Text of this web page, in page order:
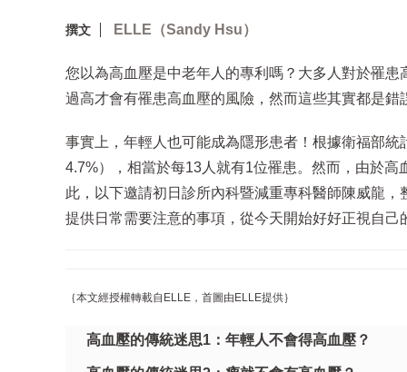
撰文 ELLE（Sandy Hsu）
您以為高血壓是中老年人的專利嗎？大多人對於罹
過高才會有罹患高血壓的風險，然而這些其實都是
事實上，年輕人也可能成為隱形患者！根據衛福部
4.7%），相當於每13人就有1位罹患。然而，由於
此，以下邀請初日診所內科暨減重專科醫師陳威龍
提供日常需要注意的事項，從今天開始好好正視自己
｛本文經授權轉載自ELLE，首圖由ELLE提供｝
高血壓的傳統迷思1：年輕人不會得高血壓？